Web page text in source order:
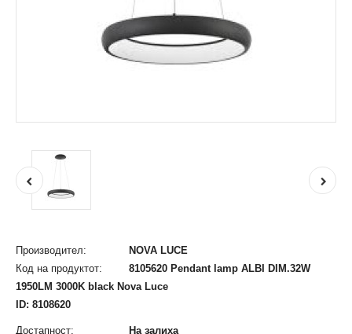
Производител:
NOVA LUCE
Код на продуктот:
8105620 Pendant lamp ALBI DIM.32W
1950LM 3000K black Nova Luce
ID: 8108620
Достапност: На залиха